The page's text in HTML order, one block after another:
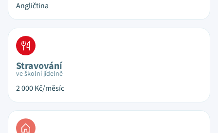
Angličtina
Stravování
ve školní jídelně
2 000Kč/měsíc